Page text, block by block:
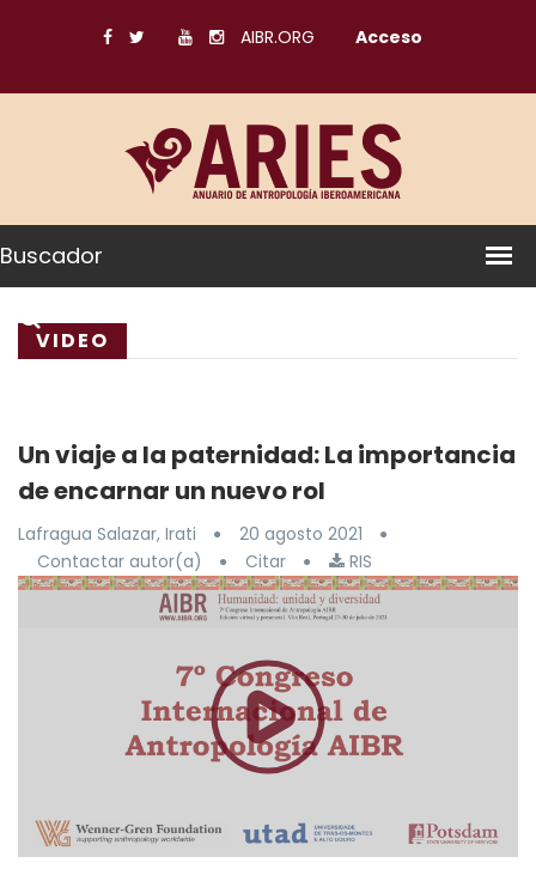
AIBR.ORG Acceso
Buscador
VIDEO
Un viaje a la paternidad: La importancia
de encarnar un nuevo rol
Lafragua Salazar, Irati
20 agosto 2021
Contactar autor(a)
Citar RIS